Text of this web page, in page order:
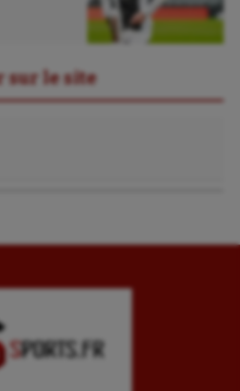
sur le site